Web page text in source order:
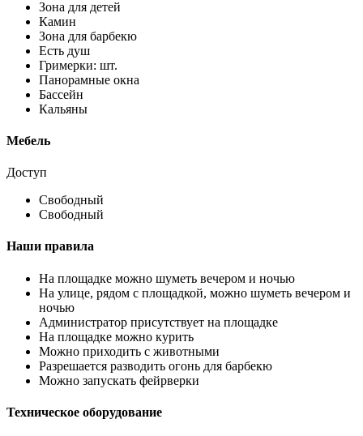
Зона для детей
Камин
Зона для барбекю
Есть душ
Гримерки: шт.
Панорамные окна
Бассейн
Кальяны
Мебель
Доступ
Свободный
Свободный
Наши правила
На площадке можно шуметь вечером и ночью
На улице, рядом с площадкой, можно шуметь вечером и
ночью
Администратор присутствует на площадке
На площадке можно курить
Можно приходить с животными
Разрешается разводить огонь для барбекю
Можно запускать фейрверки
Техническое оборудование